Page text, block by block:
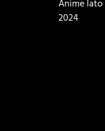
Anime lato
2024